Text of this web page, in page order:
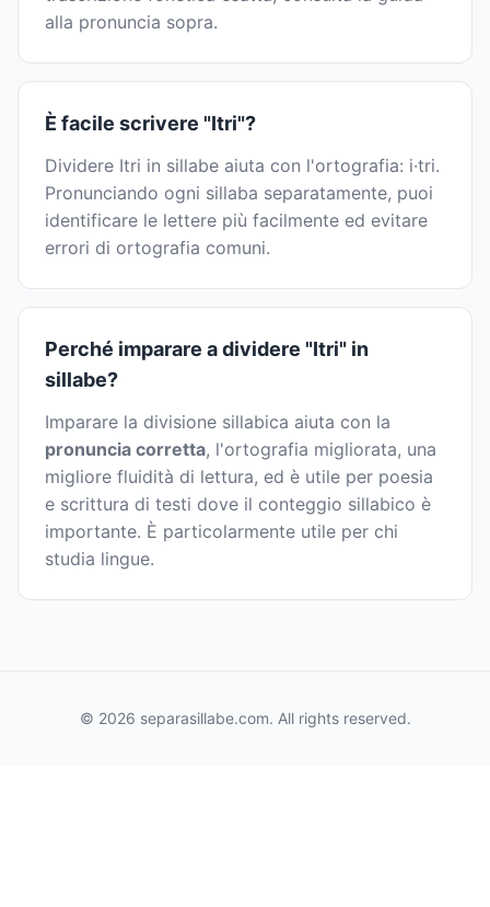
alla pronuncia sopra.
È facile scrivere "Itri"?
Dividere Itri in sillabe aiuta con l'ortografia: i·tri.
Pronunciando ogni sillaba separatamente, puoi
identificare le lettere più facilmente ed evitare
errori di ortografia comuni.
Perché imparare a dividere "Itri" in
sillabe?
Imparare la divisione sillabica aiuta con la
pronuncia corretta, l'ortografia migliorata, una
migliore fluidità di lettura, ed è utile per poesia
e scrittura di testi dove il conteggio sillabico è
importante. È particolarmente utile per chi
studia lingue.
© 2026 separasillabe.com. All rights reserved.